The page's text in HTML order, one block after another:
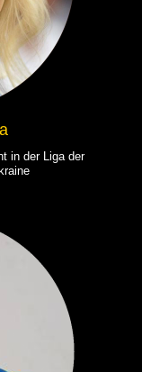
in der Liga der